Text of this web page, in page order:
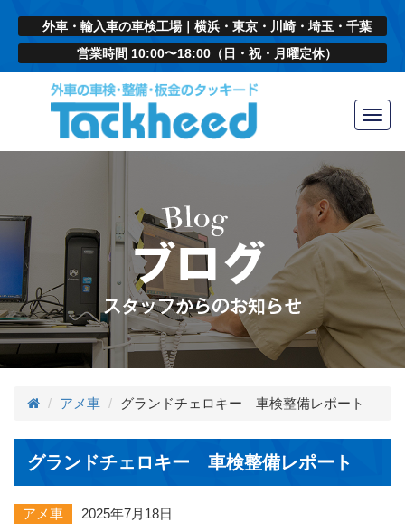
外車・輸入車の車検工場｜横浜・東京・川崎・埼玉・千葉
営業時間 10:00〜18:00（日・祝・月曜定休）
アメ車 グランドチェロキー 車検整備レポート
グランドチェロキー 車検整備レポート
アメ車 2025年7月18日